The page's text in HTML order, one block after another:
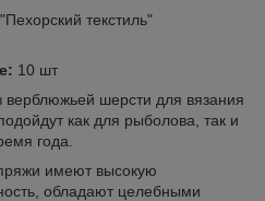
текстиль"
10 шт
верблюжьей шерсти для вязания
как для рыболова, так и
года.
имеют высокую
обладают целебными